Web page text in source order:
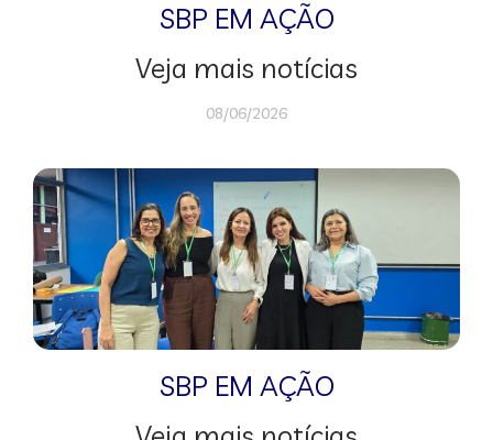
SBP EM AÇÃO
Veja mais notícias
08/06/2026
SBP EM AÇÃO